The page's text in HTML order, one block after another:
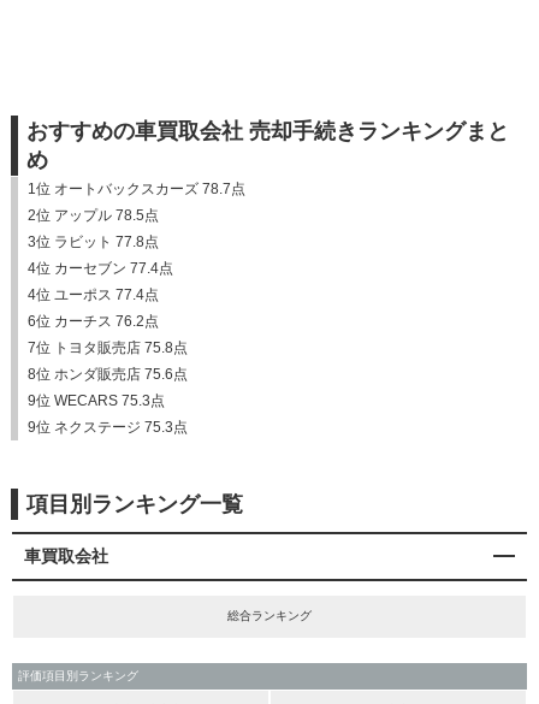
おすすめの車買取会社 売却手続きランキングまと
め
1位 オートバックスカーズ 78.7点
2位 アップル 78.5点
3位 ラビット 77.8点
4位 カーセブン 77.4点
4位 ユーポス 77.4点
6位 カーチス 76.2点
7位 トヨタ販売店 75.8点
8位 ホンダ販売店 75.6点
9位 WECARS 75.3点
9位 ネクステージ 75.3点
項目別ランキング一覧
車買取会社
総合ランキング
評価項目別ランキング